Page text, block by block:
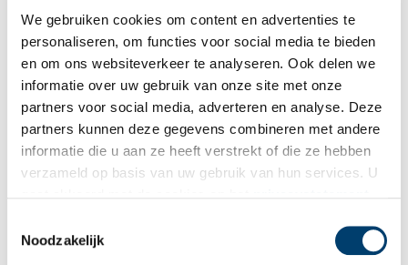
We gebruiken cookies om content en advertenties te
personaliseren, om functies voor social media te bieden
en om ons websiteverkeer te analyseren. Ook delen we
informatie over uw gebruik van onze site met onze
partners voor social media, adverteren en analyse. Deze
partners kunnen deze gegevens combineren met andere
informatie die u aan ze heeft verstrekt of die ze hebben
verzameld op basis van uw gebruik van hun services. U
Noodzakelijk
Friso ten Holt, zonder titel (1987). Olieverf op doek, afmetingen
Publicatiedatum: 21/12/2011